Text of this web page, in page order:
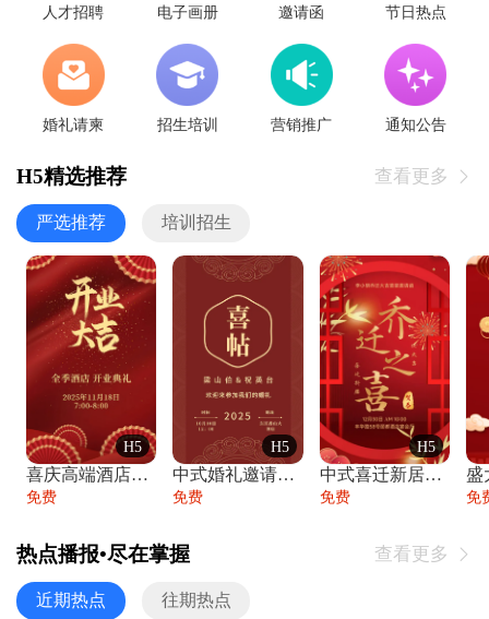
人才招聘 电子画册 邀请函 节日热点
婚礼请柬 招生培训 营销推广 通知公告
H5精选推荐 查看更多 
严选推荐 培训招生
H5
喜庆高端酒店开业大吉邀请函
免费
H5
中式婚礼邀请函中国风传统复古婚礼请柬请帖
免费
H5
中式喜迁新居乔迁之喜邀请函宴会请帖
免费 免
热点播报•尽在掌握 查看更多 
近期热点 往期热点